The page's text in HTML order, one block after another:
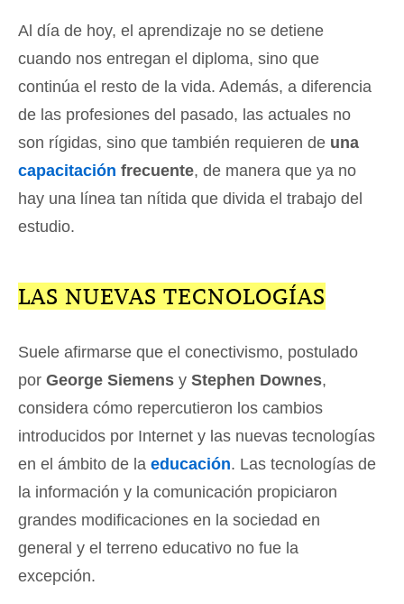
Al día de hoy, el aprendizaje no se detiene
cuando nos entregan el diploma, sino que
continúa el resto de la vida. Además, a diferencia
de las profesiones del pasado, las actuales no
son rígidas, sino que también requieren de una
capacitación frecuente, de manera que ya no
hay una línea tan nítida que divida el trabajo del
estudio.
LAS NUEVAS TECNOLOGÍAS
Suele afirmarse que el conectivismo, postulado
por George Siemens y Stephen Downes,
considera cómo repercutieron los cambios
introducidos por Internet y las nuevas tecnologías
en el ámbito de la educación. Las tecnologías de
la información y la comunicación propiciaron
grandes modificaciones en la sociedad en
general y el terreno educativo no fue la
excepción.